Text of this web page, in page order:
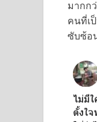
มากก
คนที่เ
ซับซ้อ